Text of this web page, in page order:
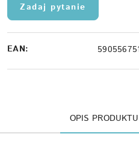
Zadaj pytanie
EAN:
OPIS PRODUKTU